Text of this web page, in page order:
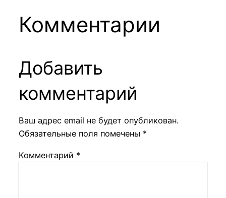
Комментарии
Добавить
комментарий
Ваш адрес email не будет опубликован.
Обязательные поля помечены *
Комментарий *